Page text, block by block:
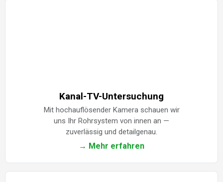
Kanal-TV-Untersuchung
Mit hochauflösender Kamera schauen wir
uns Ihr Rohrsystem von innen an —
zuverlässig und detailgenau.
→ Mehr erfahren